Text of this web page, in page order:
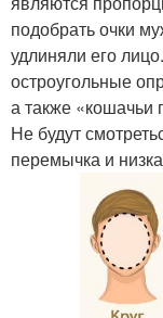
подобрать очки
удлиняли его
остроугольные
а также «кошачьи
Не будут
перемычка и